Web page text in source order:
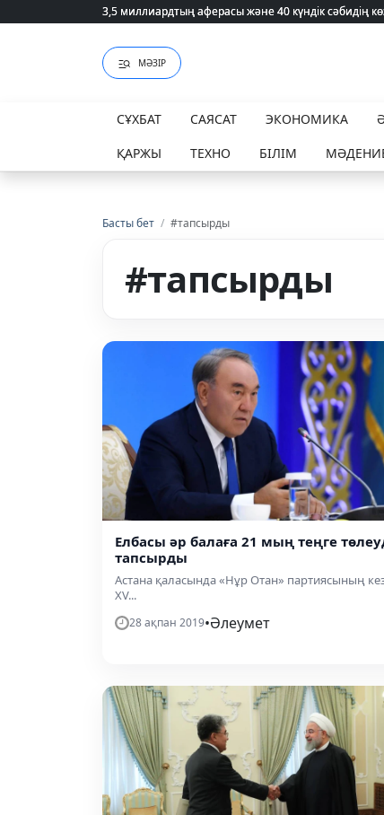
3,5 миллиардтың аферасы және 40 күндік сәбидің
3,5 миллиардтың аферасы және 40 күндік сәбидің
МӘЗІР
СҰХБАТ САЯСАТ ЭКОНОМИКА
ҚАРЖЫ
ТЕХНО БІЛІМ
Басты бет / #тапсырды
#тапсырды
Елбасы әр балаға 21 мың теңге
тапсырды
Астана қаласында «Нұр Отан» партиясының
XV...
28 ақпан 2019•Әлеумет